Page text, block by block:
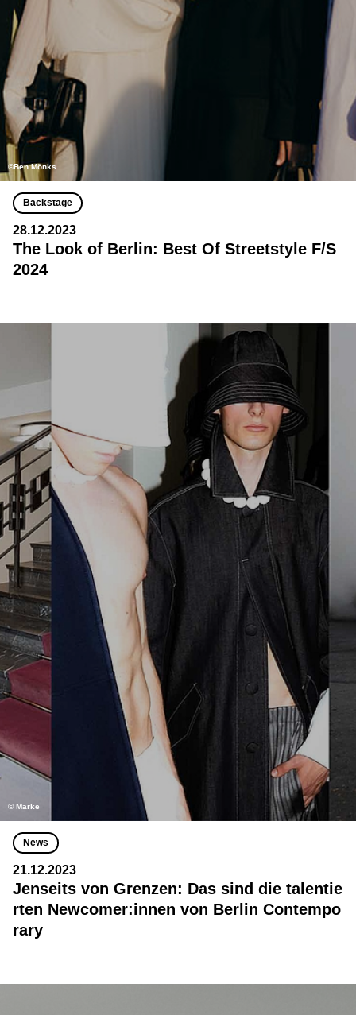
©Ben Mönks
Backstage
28.12.2023
The Look of Berlin: Best Of Streetstyle F/S
2024
© Marke
News
21.12.2023
Jenseits von Grenzen: Das sind die talentie
rten Newcomer:innen von Berlin Contempo
rary